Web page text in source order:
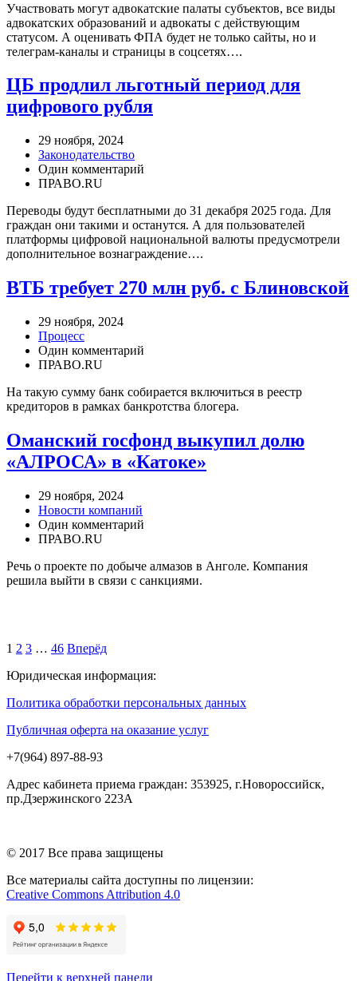
Участвовать могут адвокатские палаты субъектов, все виды
адвокатских образований и адвокаты с действующим
статусом. А оценивать ФПА будет не только сайты, но и
телеграм-каналы и страницы в соцсетях….
ЦБ продлил льготный период для
цифрового рубля
29 ноября, 2024
Законодательство
Один комментарий
ПРАВО.RU
Переводы будут бесплатными до 31 декабря 2025 года. Для
граждан они такими и останутся. А для пользователей
платформы цифровой национальной валюты предусмотрели
дополнительное вознаграждение….
ВТБ требует 270 млн руб. с Блиновской
29 ноября, 2024
Процесс
Один комментарий
ПРАВО.RU
На такую сумму банк собирается включиться в реестр
кредиторов в рамках банкротства блогера.
Оманский госфонд выкупил долю
«АЛРОСА» в «Катоке»
29 ноября, 2024
Новости компаний
Один комментарий
ПРАВО.RU
Речь о проекте по добыче алмазов в Анголе. Компания
решила выйти в связи с санкциями.
1 2 3 … 46 Вперёд
Юридическая информация:
Политика обработки персональных данных
Публичная оферта на оказание услуг
+7(964) 897-88-93
Адрес кабинета приема граждан: 353925, г.Новороссийск,
пр.Дзержинского 223А
© 2017 Все права защищены
Все материалы сайта доступны по лицензии:
Creative Commons Attribution 4.0
Перейти к верхней панели